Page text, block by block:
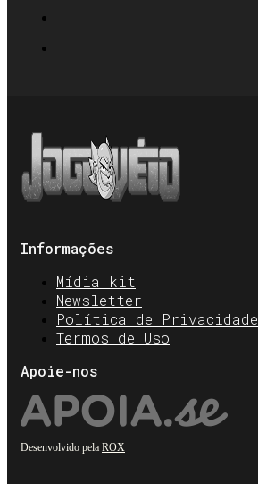
Informações
Mídia kit
Newsletter
Política de Privacidade
Termos de Uso
Apoie-nos
Desenvolvido pela ROX